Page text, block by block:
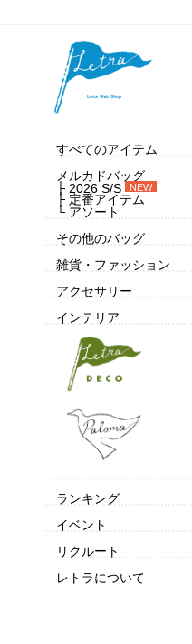
すべてのアイテム
メルカドバッグ
├ 2026 S/S
NEW
├ 定番アイテム
└ アソート
その他のバッグ
雑貨・ファッション
アクセサリー
インテリア
ランキング
イベント
リクルート
レトラについて